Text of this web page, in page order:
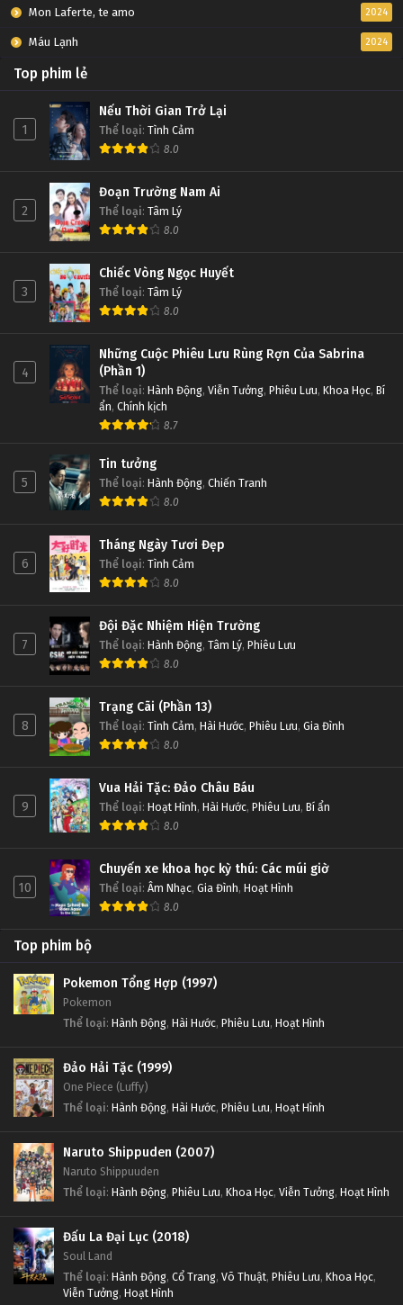
Mon Laferte, te amo 2024
Máu Lạnh 2024
Top phim lẻ
1
Nếu Thời Gian Trở Lại
Thể loại: Tình Cảm
8.0
2
Đoạn Trường Nam Ai
Thể loại: Tâm Lý
8.0
3
Chiếc Vòng Ngọc Huyết
Thể loại: Tâm Lý
8.0
4
Những Cuộc Phiêu Lưu Rùng Rợn Của Sabrina
(Phần 1)
Thể loại: Hành Động, Viễn Tưởng, Phiêu Lưu, Khoa Học, Bí
ẩn, Chính kịch
8.7
5
Tin tưởng
Thể loại: Hành Động, Chiến Tranh
8.0
6
Tháng Ngày Tươi Đẹp
Thể loại: Tình Cảm
8.0
7
Đội Đặc Nhiệm Hiện Trường
Thể loại: Hành Động, Tâm Lý, Phiêu Lưu
8.0
8
Trạng Cãi (Phần 13)
Thể loại: Tình Cảm, Hài Hước, Phiêu Lưu, Gia Đình
8.0
9
Vua Hải Tặc: Đảo Châu Báu
Thể loại: Hoạt Hình, Hài Hước, Phiêu Lưu, Bí ẩn
8.0
10
Chuyến xe khoa học kỳ thú: Các múi giờ
Thể loại: Âm Nhạc, Gia Đình, Hoạt Hình
8.0
Top phim bộ
Pokemon Tổng Hợp (1997)
Pokemon
Thể loại: Hành Động, Hài Hước, Phiêu Lưu, Hoạt Hình
Đảo Hải Tặc (1999)
One Piece (Luffy)
Thể loại: Hành Động, Hài Hước, Phiêu Lưu, Hoạt Hình
Naruto Shippuden (2007)
Naruto Shippuuden
Thể loại: Hành Động, Phiêu Lưu, Khoa Học, Viễn Tưởng, Hoạt Hình
Đấu La Đại Lục (2018)
Soul Land
Thể loại: Hành Động, Cổ Trang, Võ Thuật, Phiêu Lưu, Khoa Học,
Viễn Tưởng, Hoạt Hình